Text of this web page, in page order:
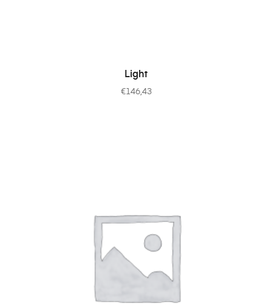
IN DEN WARENKORB
Light
€146,43